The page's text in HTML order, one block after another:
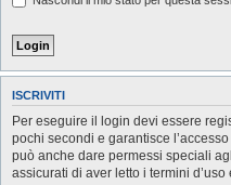
ISCRIVITI
Per eseguire il login devi essere
pochi secondi e garantisce
può anche dare permessi speciali
assicurati di aver letto i termini d’uso